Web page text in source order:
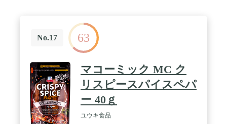
No.17 63
マコーミック MC ク
リスピースパイスペパ
ー 40ｇ
ユウキ食品